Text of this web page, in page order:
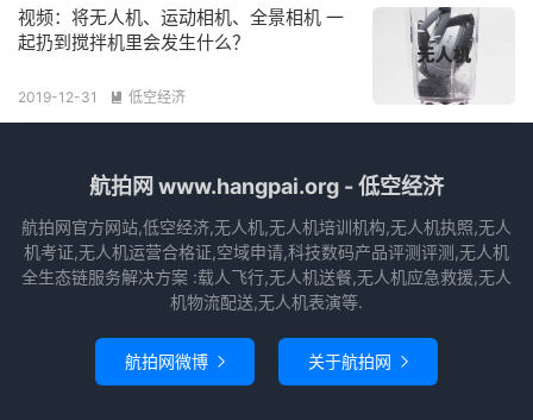
视频：将无人机、运动相机、全景相机 一
起扔到搅拌机里会发生什么？
2019-12-31  低空经济
航拍网 www.hangpai.org - 低空经济
航拍网官方网站,低空经济,无人机,无人机培训机构,无人机执照,无人
机考证,无人机运营合格证,空域申请,科技数码产品评测评测,无人机
全生态链服务解决方案 :载人飞行,无人机送餐,无人机应急救援,无人
机物流配送,无人机表演等.
航拍网微博  关于航拍网 